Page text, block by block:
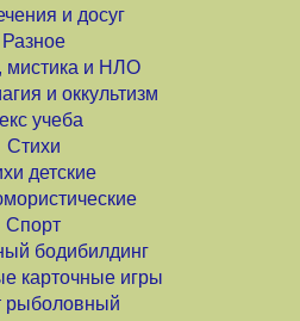
и досуг
Разное
мистика и НЛО
и оккультизм
учеба
Стихи
детские
Спорт
бодибилдинг
карточные игры
рыболовный